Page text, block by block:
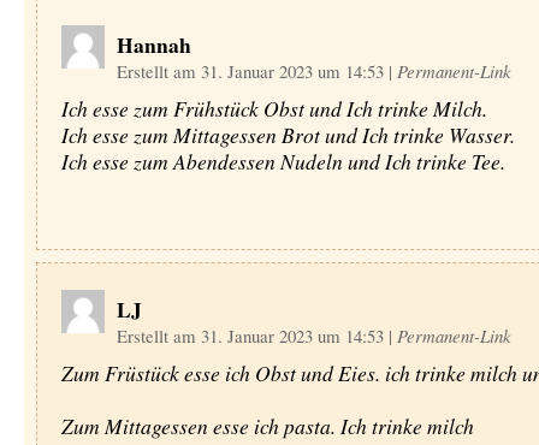
Hannah
Erstellt am 31. Januar 2023 um 14:53 | Permanent-Link
Ich esse zum Frühstück Obst und Ich trinke Milch.
Ich esse zum Mittagessen Brot und Ich trinke Wasser.
Ich esse zum Abendessen Nudeln und Ich trinke Tee.
LJ
Erstellt am 31. Januar 2023 um 14:53 | Permanent-Link
Zum Früstück esse ich Obst und Eies. ich trinke milch
Zum Mittagessen esse ich pasta. Ich trinke milch